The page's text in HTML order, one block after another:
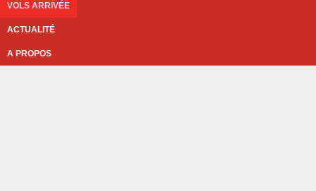
VOLS ARRIVÉE
ACTUALITÉ
A PROPOS